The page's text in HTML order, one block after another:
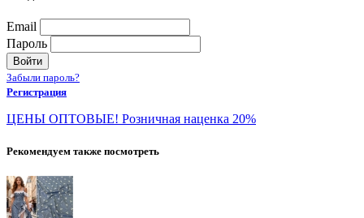
Email
Пароль
Войти
Забыли пароль?
Регистрация
ЦЕНЫ ОПТОВЫЕ! Розничная наценка 20%
Рекомендуем также посмотреть